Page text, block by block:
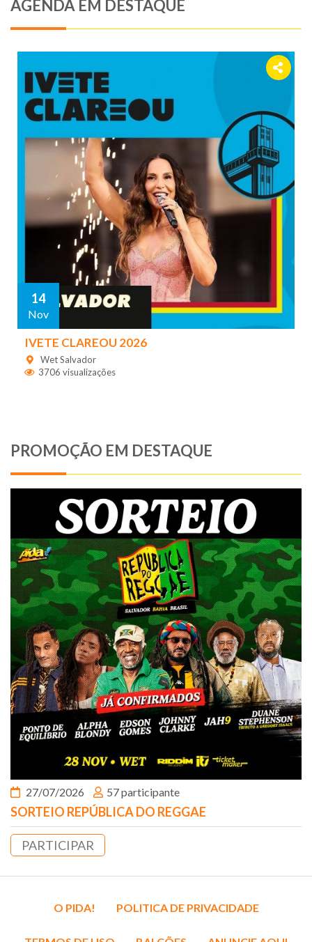
AGENDA EM DESTAQUE
14
Nov
IVETE CLAREOU 2026
Wet Salvador
3706 visualizações
PROMOÇÃO EM DESTAQUE
27/07/2026 57 participante
SORTEIO REPÚBLICA DO REGGAE
PARTICIPAR
O PIDA! POLITICA DE PRIVACIDADE